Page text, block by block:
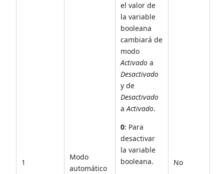
1
Modo
automático
el valor de
la variable
booleana
cambiará de
modo
Activado a
Desactivado
y de
Desactivado
aActivado.
0: Para
desactivar
la variable
booleana.
No